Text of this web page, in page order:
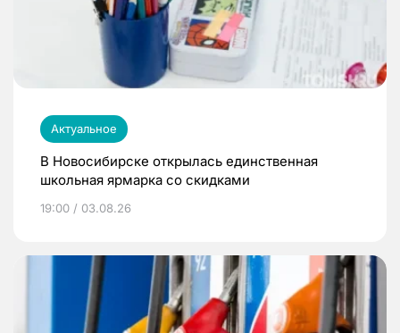
Актуальное
В Новосибирске открылась единственная
школьная ярмарка со скидками
19:00 / 03.08.26